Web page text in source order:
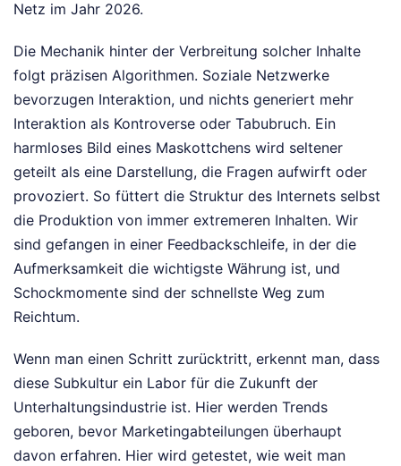
Netz im Jahr 2026.
Die Mechanik hinter der Verbreitung solcher Inhalte
folgt präzisen Algorithmen. Soziale Netzwerke
bevorzugen Interaktion, und nichts generiert mehr
Interaktion als Kontroverse oder Tabubruch. Ein
harmloses Bild eines Maskottchens wird seltener
geteilt als eine Darstellung, die Fragen aufwirft oder
provoziert. So füttert die Struktur des Internets selbst
die Produktion von immer extremeren Inhalten. Wir
sind gefangen in einer Feedbackschleife, in der die
Aufmerksamkeit die wichtigste Währung ist, und
Schockmomente sind der schnellste Weg zum
Reichtum.
Wenn man einen Schritt zurücktritt, erkennt man, dass
diese Subkultur ein Labor für die Zukunft der
Unterhaltungsindustrie ist. Hier werden Trends
geboren, bevor Marketingabteilungen überhaupt
davon erfahren. Hier wird getestet, wie weit man